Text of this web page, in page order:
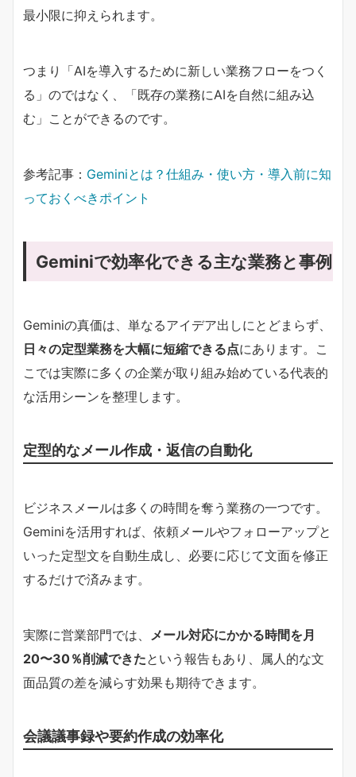
最小限に抑えられます。
つまり「AIを導入するために新しい業務フローをつく
る」のではなく、「既存の業務にAIを自然に組み込
む」ことができるのです。
参考記事： Geminiとは？仕組み・使い方・導入前に知
っておくべきポイント
Geminiで効率化できる主な業務と事例
Geminiの真価は、単なるアイデア出しにとどまらず、
日々の定型業務を大幅に短縮できる点にあります。こ
こでは実際に多くの企業が取り組み始めている代表的
な活用シーンを整理します。
定型的なメール作成・返信の自動化
ビジネスメールは多くの時間を奪う業務の一つです。
Geminiを活用すれば、依頼メールやフォローアップと
いった定型文を自動生成し、必要に応じて文面を修正
するだけで済みます。
実際に営業部門では、
メール対応にかかる時間を月
20〜30％削減できたという報告もあり、属人的な文
面品質の差を減らす効果も期待できます。
会議議事録や要約作成の効率化